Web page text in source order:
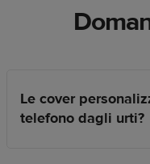
Le cover
telefono dagli urti?